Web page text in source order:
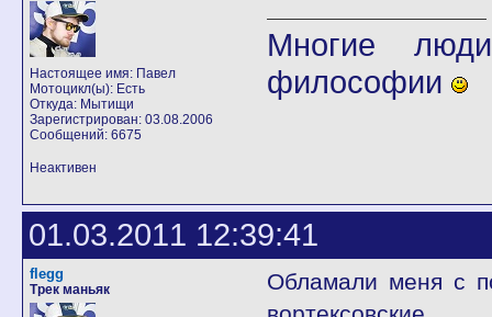
Настоящее имя: Павел
Мотоцикл(ы): Есть
Откуда: Мытищи
Зарегистрирован: 03.08.2006
Сообщений: 6675
Многие
философии
Неактивен
01.03.2011 12:39:41
flegg
Трек маньяк
Обламали меня с